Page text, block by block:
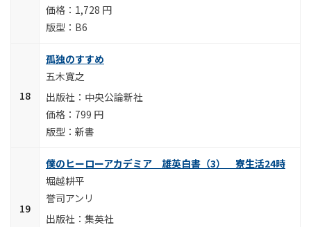
1,728 円
B6
孤独のすすめ
五木寛之
中央公論新社
799 円
新書
僕のヒーローアカデミア 雄英白書（3） 寮生活24時
堀越耕平
誉司アンリ
集英社